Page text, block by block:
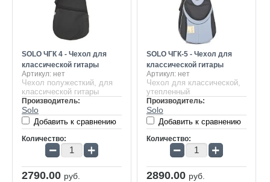
SOLO ЧГК 4 - Чехол для
классической гитары
Артикул: нет
Чехол полужесткий, для
классической гитары
Производитель:
Solo
Добавить к сравнению
Количество:
− +
2790.00 руб.
SOLO ЧГК-5 - Чехол для
классической гитары
Артикул:нет
Чехол для классической,
утепленный
Производитель:
Solo
Добавить к сравнению
Количество:
− +
2890.00 руб.